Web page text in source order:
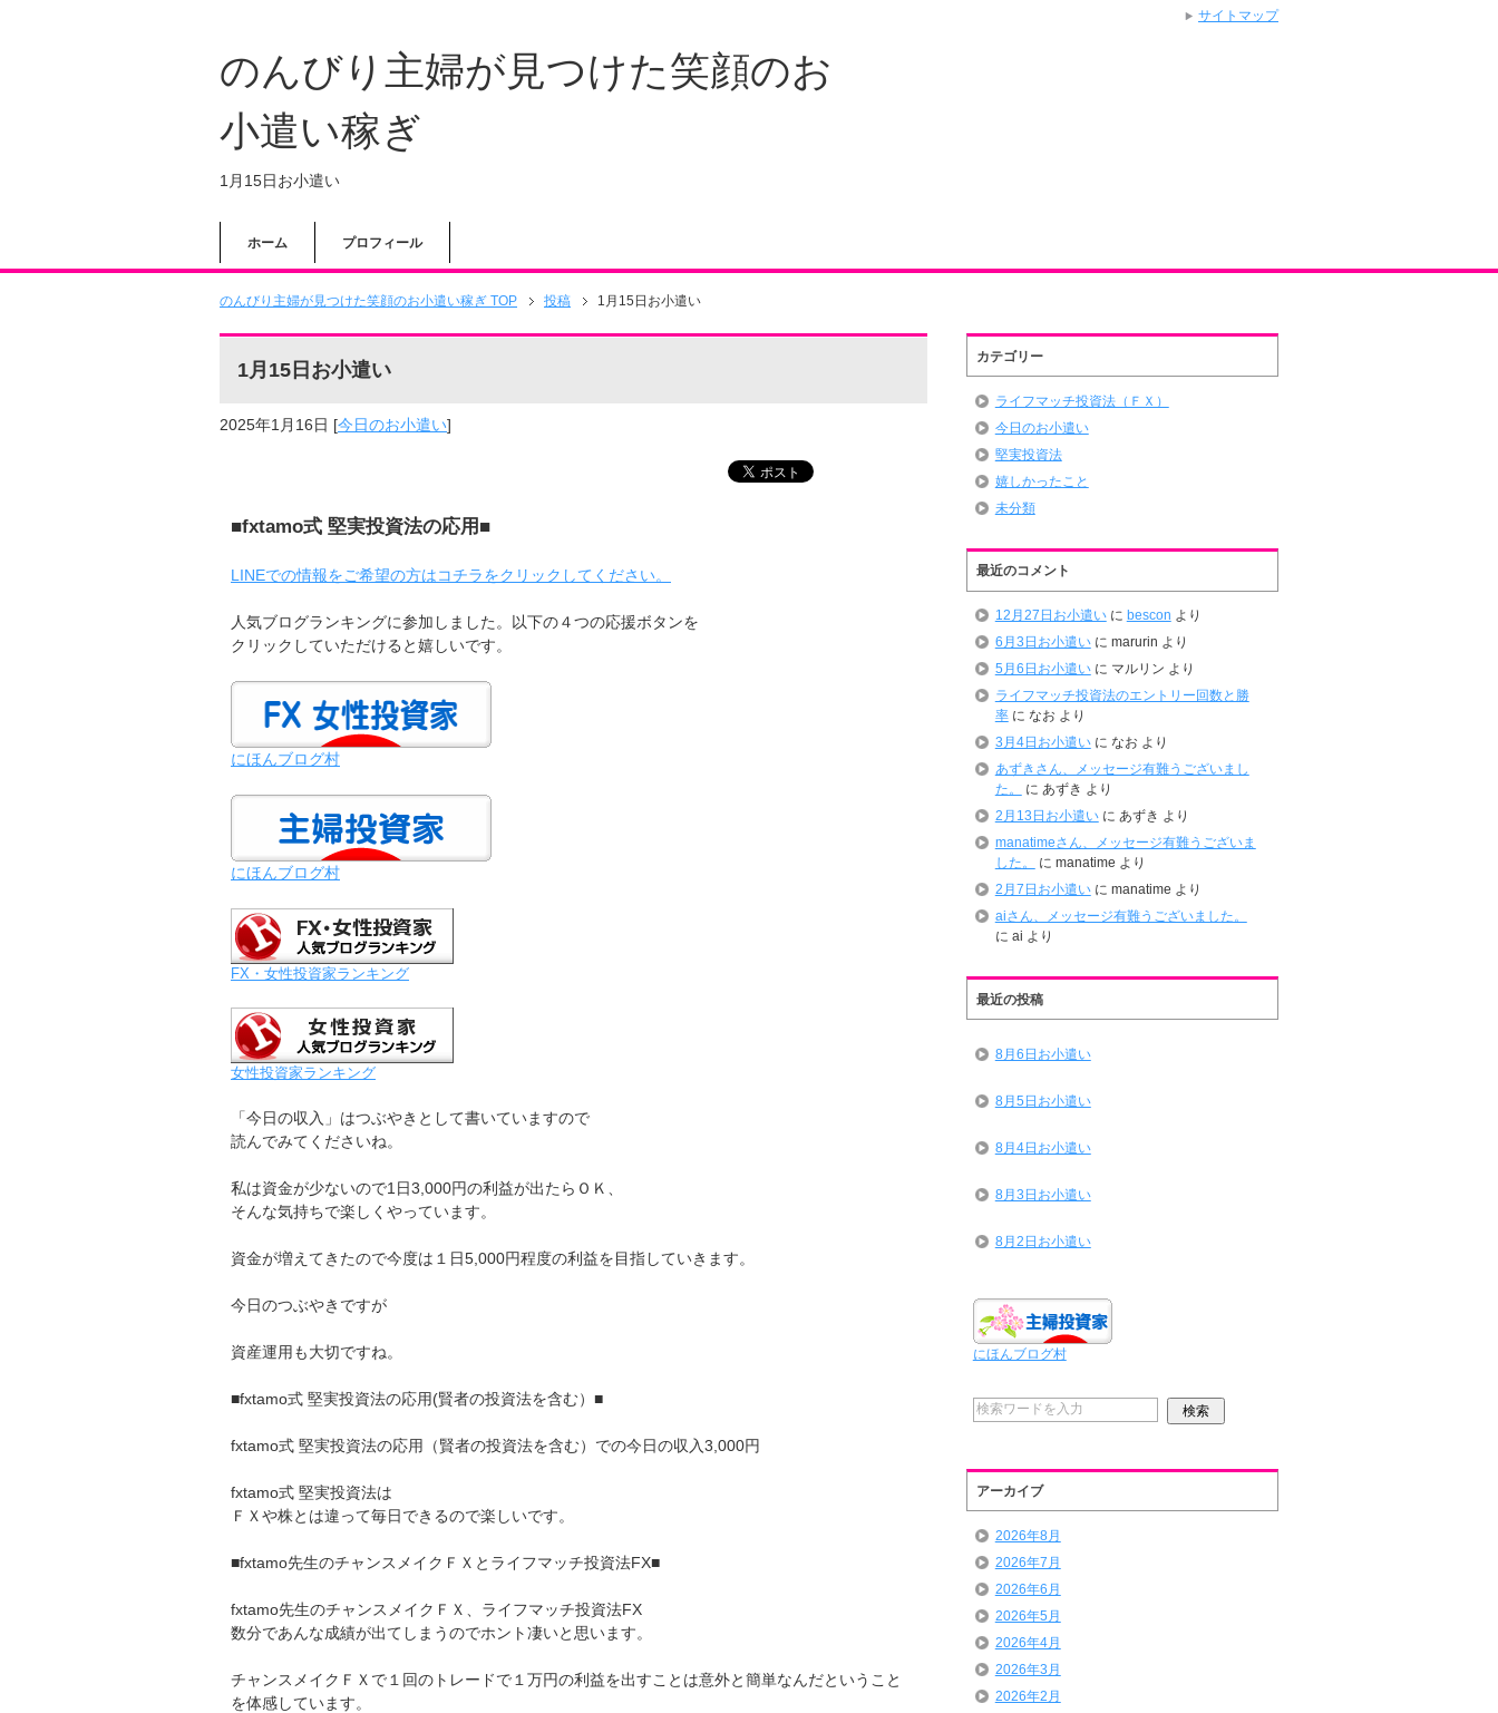
のんびり主婦が見つけた笑顔のお
小遣い稼ぎ
1月15日お小遣い
ホーム プロフィール
のんびり主婦が見つけた笑顔のお小遣い稼ぎ TOP 投稿 1月15日お小遣い
1月15日お小遣い
2025年1月16日 [今日のお小遣い]
■fxtamo式 堅実投資法の応用■
LINEでの情報をご希望の方はコチラをクリックしてください。
人気ブログランキングに参加しました。以下の４つの応援ボタンを
クリックしていただけると嬉しいです。
にほんブログ村
にほんブログ村
FX・女性投資家ランキング
女性投資家ランキング
「今日の収入」はつぶやきとして書いていますので
読んでみてくださいね。
私は資金が少ないので1日3,000円の利益が出たらＯＫ、
そんな気持ちで楽しくやっています。
資金が増えてきたので今度は１日5,000円程度の利益を目指していきます。
今日のつぶやきですが
資産運用も大切ですね。
■fxtamo式 堅実投資法の応用(賢者の投資法を含む）■
fxtamo式 堅実投資法の応用（賢者の投資法を含む）での今日の収入3,000円
fxtamo式 堅実投資法は
ＦＸや株とは違って毎日できるので楽しいです。
■fxtamo先生のチャンスメイクＦＸとライフマッチ投資法FX■
fxtamo先生のチャンスメイクＦＸ、ライフマッチ投資法FX
数分であんな成績が出てしまうのでホント凄いと思います。
チャンスメイクＦＸで１回のトレードで１万円の利益を出すことは意外と簡単なんだということ
を体感しています。
カテゴリー
ライフマッチ投資法（ＦＸ）
今日のお小遣い
堅実投資法
嬉しかったこと
未分類
最近のコメント
12月27日お小遣いに bescon より
6月3日お小遣いに marurin より
5月6日お小遣いに マルリン より
ライフマッチ投資法のエントリー回数と勝
率に なお より
3月4日お小遣いに なお より
あずきさん、メッセージ有難うございまし
た。
に あずき より
2月13日お小遣いに あずき より
manatimeさん、メッセージ有難うございま
した。
に manatime より
2月7日お小遣いに manatime より
aiさん、メッセージ有難うございました。
に ai より
最近の投稿
8月6日お小遣い
8月5日お小遣い
8月4日お小遣い
8月3日お小遣い
8月2日お小遣い
にほんブログ村
アーカイブ
2026年8月
2026年7月
2026年6月
2026年5月
2026年4月
2026年3月
2026年2月
サイトマップ